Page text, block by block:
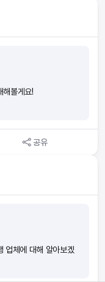
!
없이 앱 하나로 소득을
저가 전 과정을 도와드
있어요. ■ 절차가 궁
있어요 [예시] 보험료
만, 모의고사 문제와
가 필요해요. (예) 모의
차 점수를 높여보세
에서 회원가입 후 ‘도
반복해서 하루에 일정
요. 모의고사는 최소 4
실제 시험처럼 PDF파
모두 60점 이상 시 합
해볼게요!
상 협의)
원
공유
업체에 대해 알아보겠